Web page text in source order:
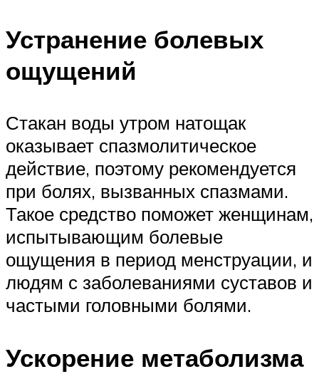
Устранение болевых
ощущений
Стакан воды утром натощак
оказывает спазмолитическое
действие, поэтому рекомендуется
при болях, вызванных спазмами.
Такое средство поможет женщинам,
испытывающим болевые
ощущения в период менструации, и
людям с заболеваниями суставов и
частыми головными болями.
Ускорение метаболизма